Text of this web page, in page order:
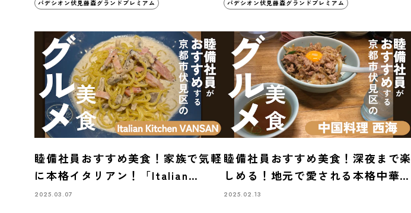
パデシオン伏見藤森グランドプレミアム
パデシオン伏見藤森グランドプレミアム
睦備社員おすすめ美食！家族で気軽
に本格イタリアン！「Italian
Kitchen VANSAN 伏見新堀川店」
2025.03.07
睦備社員おすすめ美食！深夜まで楽
しめる！地元で愛される本格中華
「中国料理 西海」
2025.02.13